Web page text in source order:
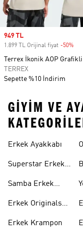
Sale price
949 TL
1.899 TL Orijinal fiyat -50%
Terrex İkonik AOP
TERREX
Sepette %10 İndirim
GIYIM VE
Erkek Ayakkabı
Superstar Erkek
Samba Erkek
Erkek Originals
Erkek Krampon